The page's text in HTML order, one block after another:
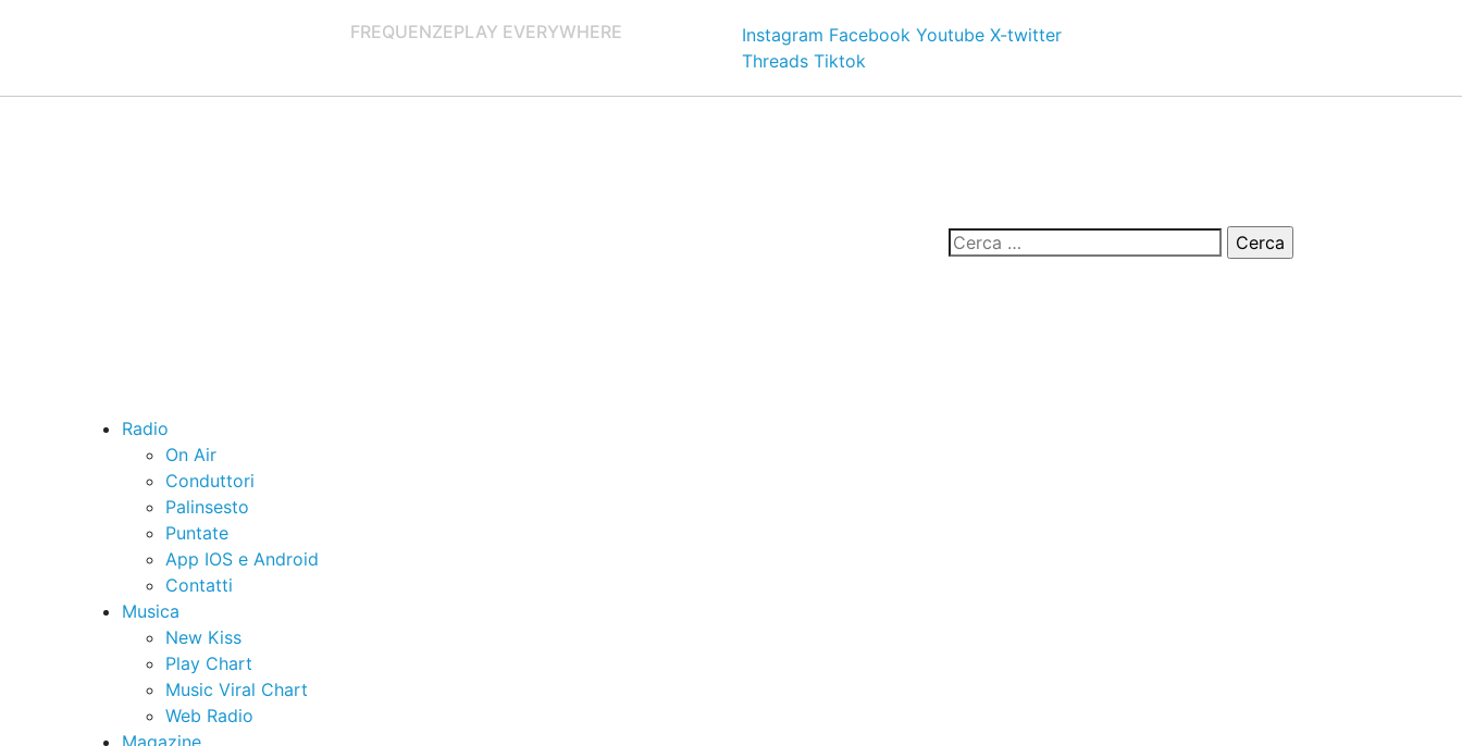
FREQUENZEPLAY EVERYWHERE Instagram Facebook Youtube X-twitter
Threads Tiktok
Radio
On Air
Conduttori
Palinsesto
Puntate
App IOS e Android
Contatti
Musica
New Kiss
Play Chart
Music Viral Chart
Web Radio
Magazine